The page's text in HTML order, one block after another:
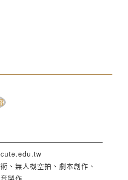
、無人機空拍、劇本創作、
製作